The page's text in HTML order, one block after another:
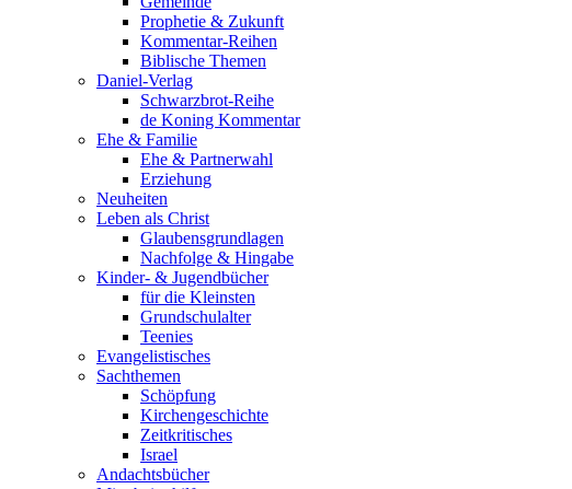
Prophetie & Zukunft
Kommentar-Reihen
Biblische Themen
Daniel-Verlag
Schwarzbrot-Reihe
de Koning Kommentar
Ehe & Familie
Ehe & Partnerwahl
Erziehung
Neuheiten
Leben als Christ
Glaubensgrundlagen
Nachfolge & Hingabe
Kinder- & Jugendbücher
für die Kleinsten
Grundschulalter
Teenies
Evangelistisches
Sachthemen
Schöpfung
Kirchengeschichte
Zeitkritisches
Israel
Andachtsbücher